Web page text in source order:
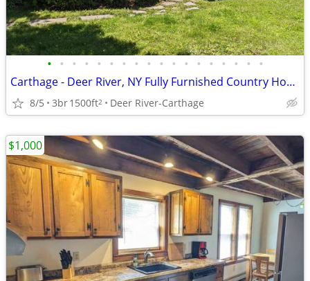
• • • • • • • • • • • • • • • • • •
Carthage - Deer River, NY Fully Furnished Country Home
8/5 3br1500ft2 Deer River-Carthage
$1,000